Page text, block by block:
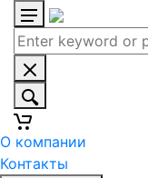
О компании
Контакты